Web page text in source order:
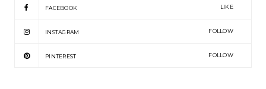
FACEBOOK LIKE
INSTAGRAM FOLLOW
PINTEREST FOLLOW